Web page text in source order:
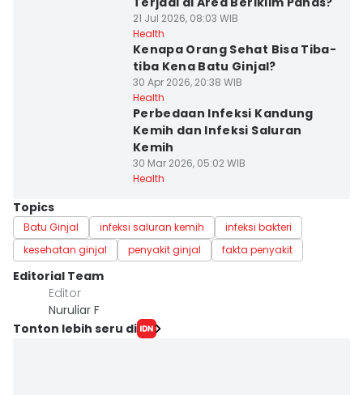
21 Jul 2026, 08:03 WIB
Health
Kenapa Orang Sehat Bisa Tiba-
tiba Kena Batu Ginjal?
30 Apr 2026, 20:38 WIB
Health
Perbedaan Infeksi Kandung
Kemih dan Infeksi Saluran
Kemih
30 Mar 2026, 05:02 WIB
Health
Topics
Batu Ginjal infeksi saluran kemih
infeksi bakteri
kesehatan ginjal
penyakit ginjal fakta penyakit
Editorial Team
Editor
Nuruliar F
Tonton lebih seru di